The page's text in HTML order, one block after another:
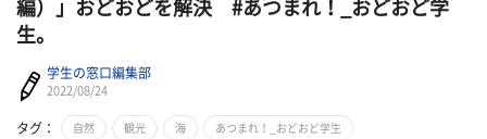
編）」おどおどを解決 #あつまれ！_おどおど学
生。
学生の窓口編集部
2022/08/24
タグ： 自然 観光 海 あつまれ！_おどおど学生